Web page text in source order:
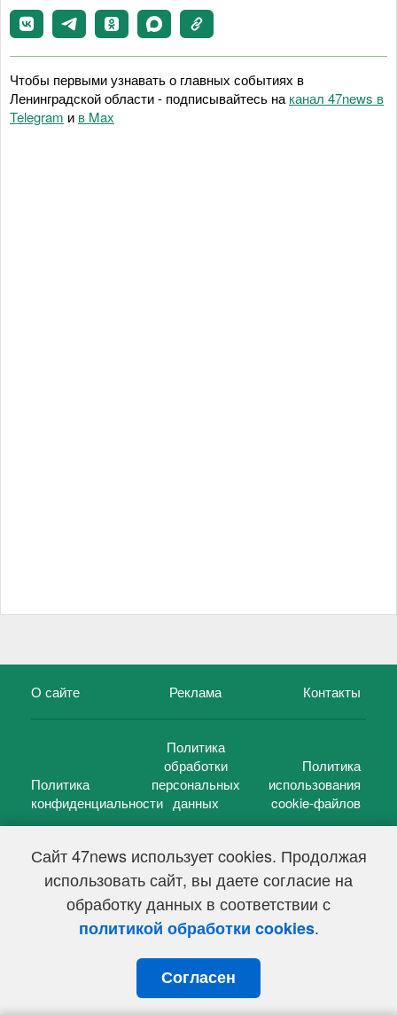
Сайт 47news использует cookies. Продолжая
использовать сайт, вы даете согласие на
обработку данных в соответствии с
политикой обработки cookies.
Согласен
Чтобы первыми узнавать о главных событиях в
Ленинградской области - подписывайтесь на канал 47news в
Telegram и в Maх
О сайте Реклама Контакты
Политика
конфиденциальности
Политика
обработки
персональных
данных
Политика
использования
cookie-файлов
47 новостей (47 news)2005 — 2026 г.
Свидетельство о регистрации СМИ Эл № ФС 77-39848, выдано
Федеральной службой по надзору в сфере связи,
информационных технологий и массовых коммуникаций